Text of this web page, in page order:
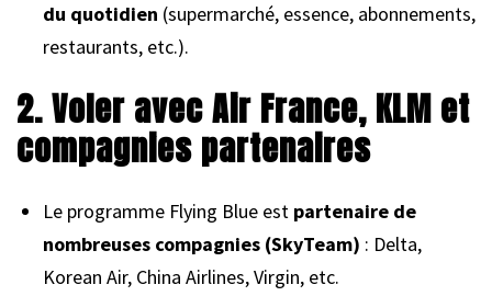
du quotidien (supermarché, essence, abonnements,
restaurants, etc.).
2. Voler avec Air France, KLM et
compagnies partenaires
Le programme Flying Blue est partenaire de
nombreuses compagnies (SkyTeam) : Delta,
Korean Air, China Airlines, Virgin, etc.